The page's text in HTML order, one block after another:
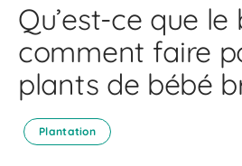
Qu’est-ce que
comment faire
plants de bébé
Plantation